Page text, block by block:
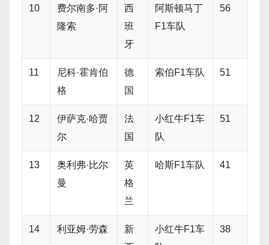
10
费尔南多·阿
隆索
西
班
牙
阿斯顿马丁
F1车队
56
11
尼科·霍肯伯
格
德
国
索伯F1车队 51
12
伊萨克·哈贾
尔
法
国
小红牛F1车
队
51
13
奥利弗·比尔
曼
英
格
兰
哈斯F1车队 41
14 利亚姆·劳森
新
小红牛F1车
38